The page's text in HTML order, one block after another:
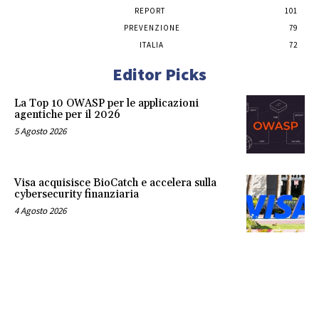
REPORT
101
PREVENZIONE
79
ITALIA
72
Editor Picks
La Top 10 OWASP per le applicazioni
agentiche per il 2026
5 Agosto 2026
Visa acquisisce BioCatch e accelera sulla
cybersecurity finanziaria
4 Agosto 2026